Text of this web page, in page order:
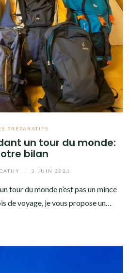
PRÉPARATIFS
un tour du monde:
bilan
CATHY 3 JUIN 2021
tour du monde n’est pas un mince
de voyage, je vous propose un…